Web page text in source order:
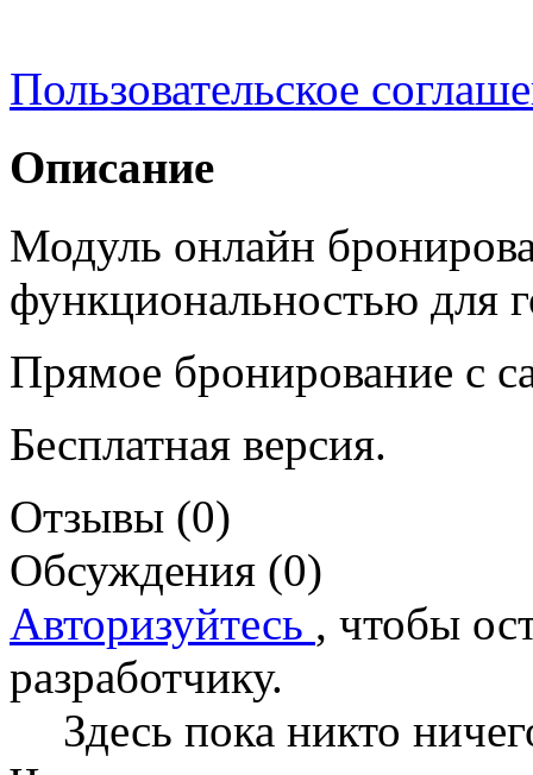
Пользовательское
Описание
Модуль онлайн
функциональностью для
Прямое бронирование с
Бесплатная версия.
Отзывы (0)
Обсуждения (0)
Авторизуйтесь , чтобы
разработчику.
Здесь пока никто